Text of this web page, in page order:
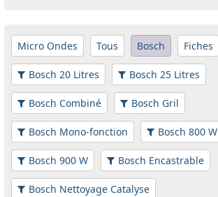
Micro Ondes Tous Bosch Fiches
Bosch 20 Litres Bosch 25 Litres
Bosch Combiné Bosch Gril
Bosch Mono-fonction Bosch 800 W
Bosch 900 W Bosch Encastrable
Bosch Nettoyage Catalyse